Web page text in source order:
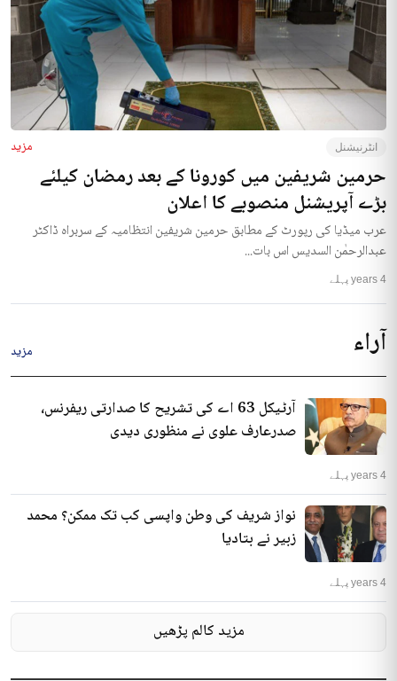
انٹرنیشنل مزید
حرمین شریفین میں کورونا کے بعد رمضان کیلئے
بڑے آپریشنل منصوبے کا اعلان
عرب میڈیا کی رپورٹ کے مطابق حرمین شریفین انتظامیہ کے سربراہ ڈاکٹر
عبدالرحمٰن السدیس اس بات...
4 years پہلے
آراء مزید
آرٹیکل 63 اے کی تشریح کا صدارتی ریفرنس،
صدرعارف علوی نے منظوری دیدی
4 years پہلے
نواز شریف کی وطن واپسی کب تک ممکن؟ محمد
زبیر نے بتادیا
4 years پہلے
مزید کالم پڑھیں